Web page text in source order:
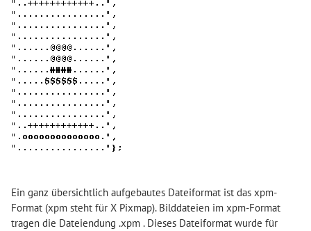
Ein ganz übersichtlich aufgebautes Dateiformat ist das xpm-
Format (xpm steht für X Pixmap). Bilddateien im xpm-Format
tragen die Dateiendung .xpm . Dieses Dateiformat wurde für